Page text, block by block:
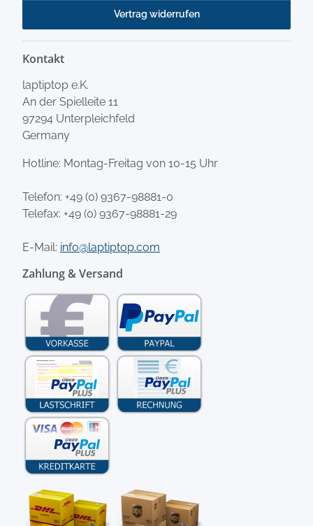
Vertrag widerrufen
Kontakt
laptiptop e.K.
An der Spielleite 11
97294 Unterpleichfeld
Germany
Hotline: Montag-Freitag von 10-15 Uhr
Telefon: +49 (0) 9367-98881-0
Telefax: +49 (0) 9367-98881-29
E-Mail: info@laptiptop.com
Zahlung & Versand